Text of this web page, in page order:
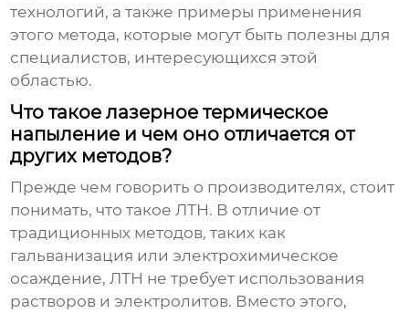
технологий, а также примеры применения
этого метода, которые могут быть полезны для
специалистов, интересующихся этой
областью.
Что такое лазерное термическое
напыление и чем оно отличается от
других методов?
Прежде чем говорить о производителях, стоит
понимать, что такое ЛТН. В отличие от
традиционных методов, таких как
гальванизация или электрохимическое
осаждение, ЛТН не требует использования
растворов и электролитов. Вместо этого,